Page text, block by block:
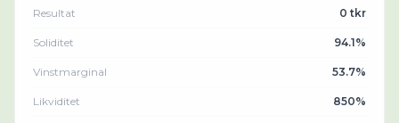
Resultat 0 tkr
Soliditet 94.1%
Vinstmarginal 53.7%
Likviditet 850%